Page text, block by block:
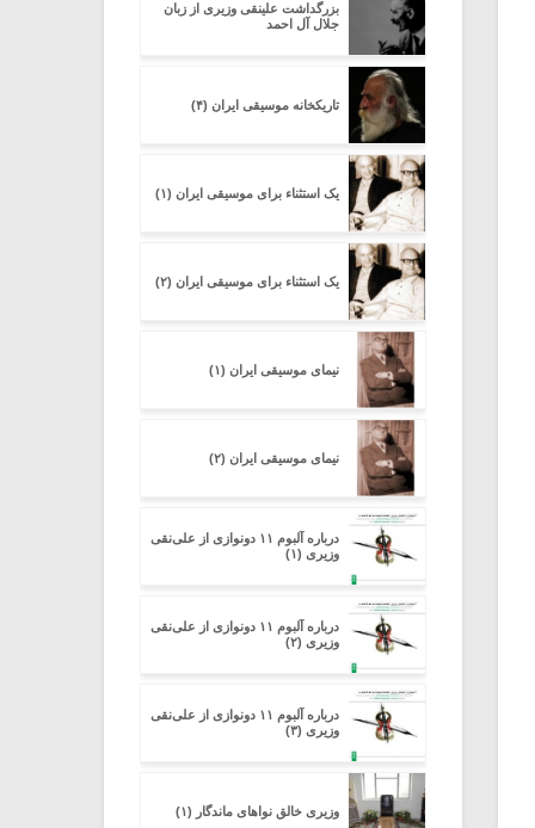
بزرگداشت علینقی وزیری از زبان
جلال آل احمد
تاریکخانه موسیقی ایران (۴)
یک استثناء برای موسیقی ایران (۱)
یک استثناء برای موسیقی ایران (۲)
نیمای موسیقی ایران (۱)
نیمای موسیقی ایران (۲)
درباره آلبوم ۱۱ دونوازی از علی‌نقی
وزیری (۱)
درباره آلبوم ۱۱ دونوازی از علی‌نقی
وزیری (۲)
درباره آلبوم ۱۱ دونوازی از علی‌نقی
وزیری (۳)
وزیری خالق نواهای ماندگار (۱)